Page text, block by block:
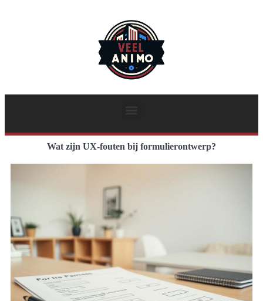
Wat zijn UX-fouten bij formulierontwerp?